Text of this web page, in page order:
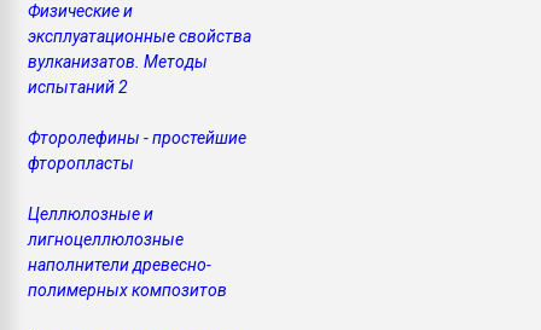
Физические и
эксплуатационные свойства
вулканизатов. Методы
испытаний 2
Фторолефины - простейшие
фторопласты
Целлюлозные и
лигноцеллюлозные
наполнители древесно-
полимерных композитов